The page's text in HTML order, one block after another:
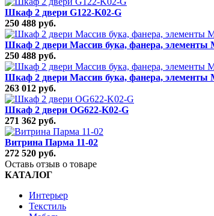
Шкаф 2 двери G122-K02-G
250 488 руб.
Шкаф 2 двери Массив бука, фанера, элементы
250 488 руб.
Шкаф 2 двери Массив бука, фанера,
263 012 руб.
Шкаф 2 двери OG622-K02-G
271 362 руб.
Витрина Парма 11-02
272 520 руб.
Оставь отзыв о товаре
КАТАЛОГ
Интерьер
Текстиль